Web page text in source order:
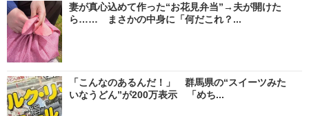
妻が真心込めて作った“お花見弁当”→夫が開けた
ら…… まさかの中身に「何だこれ？...
「こんなのあるんだ！」 群馬県の“スイーツみた
いなうどん”が200万表示 「めち...